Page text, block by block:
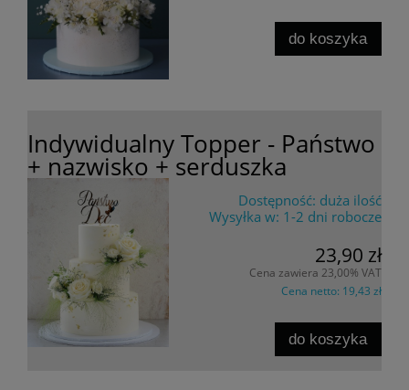
do koszyka
Indywidualny Topper - Państwo
+ nazwisko + serduszka
Dostępność: duża ilość
Wysyłka w: 1-2 dni robocze
23,90 zł
Cena zawiera 23,00% VAT
Cena netto: 19,43 zł
do koszyka